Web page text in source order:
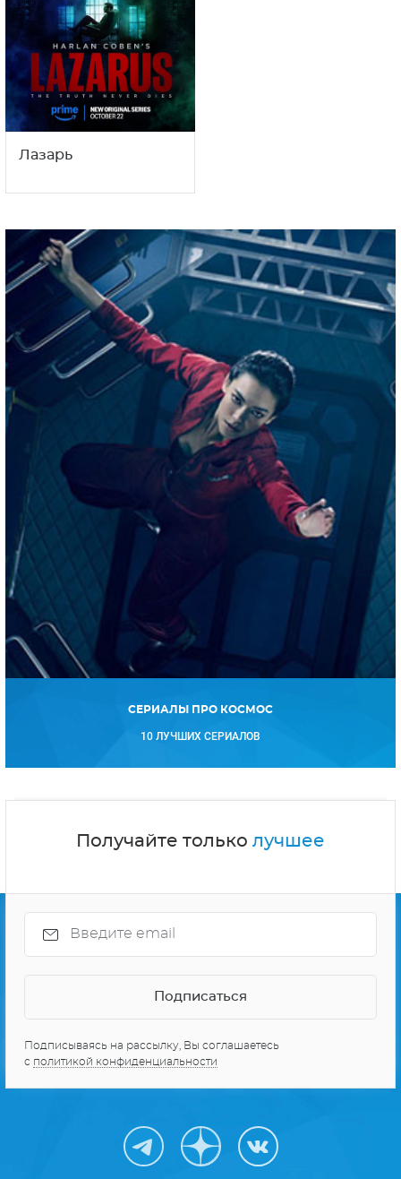
Лазарь
СЕРИАЛЫ ПРО КОСМОС
10 ЛУЧШИХ СЕРИАЛОВ
Получайте только лучшее
Подписываясь на рассылку, Вы соглашаетесь
с политикой конфиденциальности